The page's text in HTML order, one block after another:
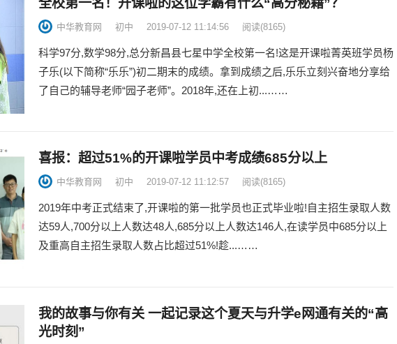
全校第一名！开课啦的这位学霸有什么“高分秘籍”？
中华教育网 初中 2019-07-12 11:14:56 阅读(8165)
科学97分,数学98分,总分新昌县七星中学全校第一名!这是开课啦菁英班学员杨
子乐(以下简称“乐乐”)初二期末的成绩。拿到成绩之后,乐乐立刻兴奋地分享给
了自己的辅导老师“园子老师”。2018年,还在上初...……
喜报：超过51%的开课啦学员中考成绩685分以上
中华教育网 初中 2019-07-12 11:12:57 阅读(8165)
2019年中考正式结束了,开课啦的第一批学员也正式毕业啦!自主招生录取人数
达59人,700分以上人数达48人,685分以上人数达146人,在读学员中685分以上
及重高自主招生录取人数占比超过51%!趁...……
我的故事与你有关 一起记录这个夏天与升学e网通有关的“高
光时刻”